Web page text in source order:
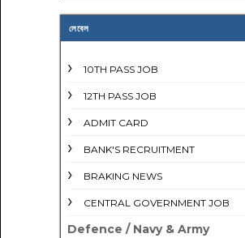
লেবেল
10TH PASS JOB
12TH PASS JOB
ADMIT CARD
BANK'S RECRUITMENT
BRAKING NEWS
CENTRAL GOVERNMENT JOB
Defence / Navy & Army